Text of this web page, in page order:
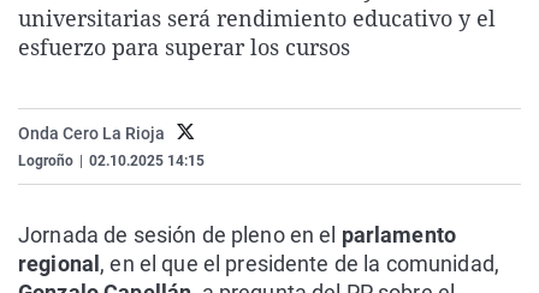
La rosa de los vientos
Gente viajera
Como el perro y el
Caso
Retornados
Equipo de
Extremadura
Galicia
La Rioja
País Vasco
Virales
Televisión
Elecciones
universitarias será rendimiento educativo y el
esfuerzo para superar los cursos
Onda Cero La Rioja
Logroño 02.10.2025 14:15
Jornada de sesión de pleno en el parlamento
regional , en el que el presidente de la comunidad,